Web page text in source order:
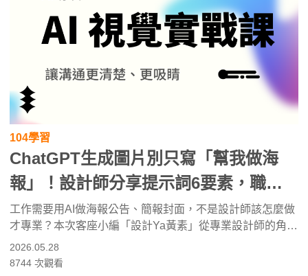
104學習
ChatGPT生成圖片別只寫「幫我做海
報」！設計師分享提示詞6要素，職場
公告、簡報都好用
工作需要用AI做海報公告、簡報封面，不是設計師該怎麼做
才專業？本次客座小編「設計Ya黃素」從專業設計師的角
度，教大家運用ChatGPT Images 2.0的圖片生成功能，生
成職場常用的公司內部公告、海報、簡報美化等，並提供6
2026.05.28
8744 次觀看